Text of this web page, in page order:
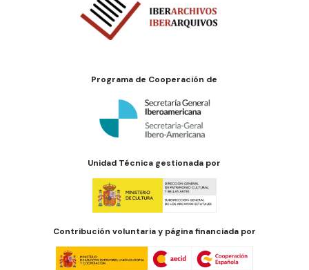
Programa de Cooperación de
Unidad Técnica gestionada por
Contribución voluntaria y página financiada por